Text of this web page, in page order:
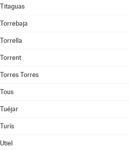
Titaguas
Torrebaja
Torrella
Torrent
Torres Torres
Tous
Tuéjar
Turís
Utiel